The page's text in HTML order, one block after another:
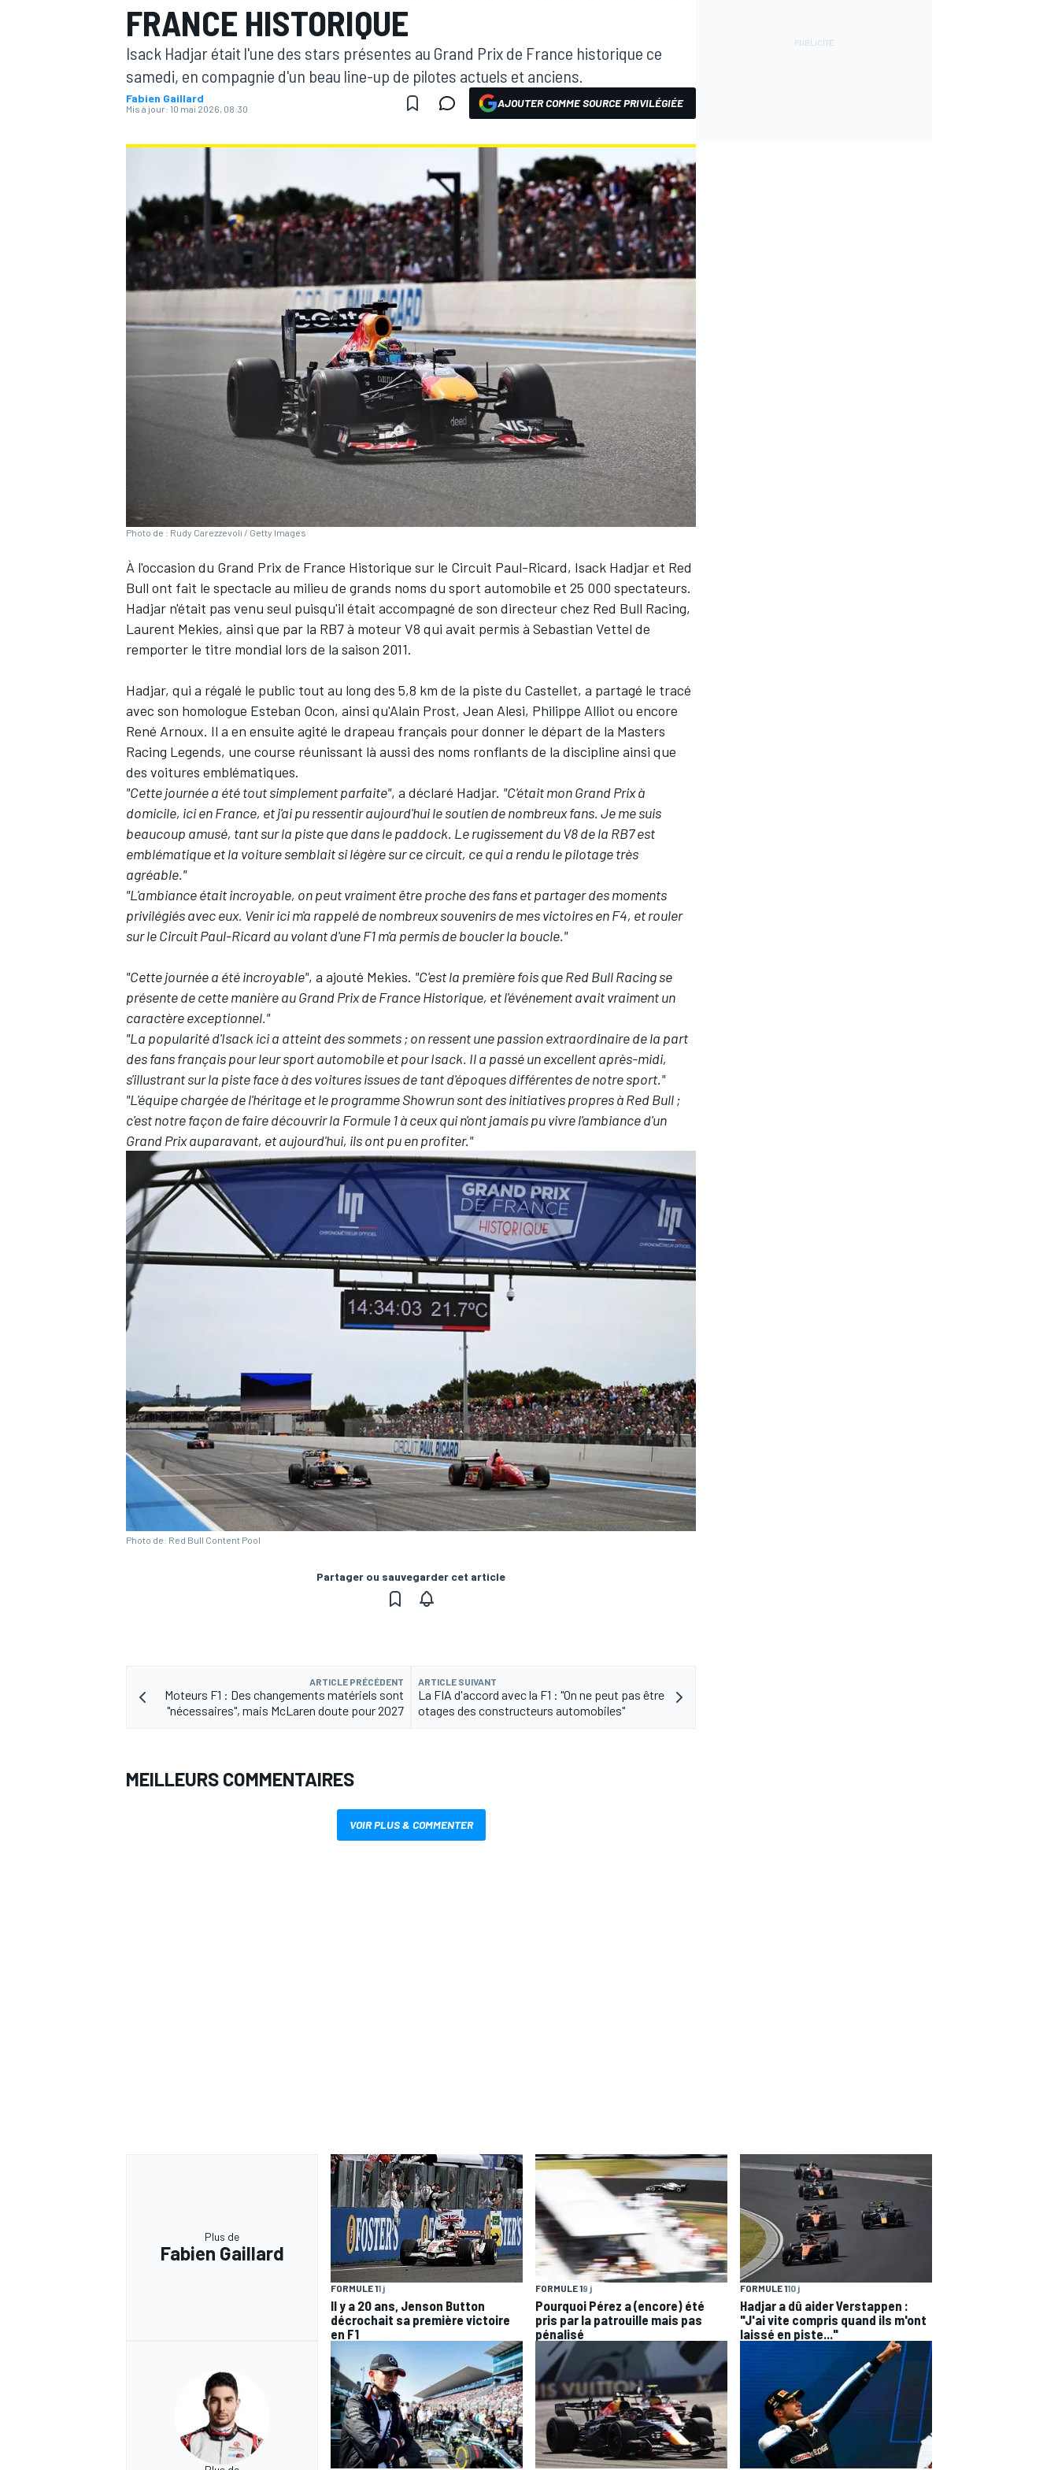
WEC
AUTRES CHAMPIONNATS
FRANCE HISTORIQUE
Isack Hadjar était l'une des stars présentes au Grand Prix de France historique ce
samedi, en compagnie d'un beau line-up de pilotes actuels et anciens.
Fabien Gaillard
Mis à jour: 10 mai 2026, 08:30 AJOUTER COMME SOURCE PRIVILÉGIÉE
Photo de : Rudy Carezzevoli / Getty Images
À l'occasion du Grand Prix de France Historique sur le Circuit Paul-Ricard, Isack Hadjaret Red
Bull ont fait le spectacle au milieu de grands noms du sport automobile et 25 000 spectateurs.
Hadjar n'était pas venu seul puisqu'il était accompagné de son directeur chez Red Bull Racing,
Laurent Mekies, ainsi que par la RB7 à moteur V8 qui avait permis à Sebastian Vettel de
remporter le titre mondial lors de la saison 2011.
Hadjar, qui a régalé le public tout au long des 5,8 km de la piste du Castellet, a partagé le tracé
avec son homologue Esteban Ocon, ainsi qu'Alain Prost, Jean Alesi, Philippe Alliot ou encore
René Arnoux. Il a en ensuite agité le drapeau français pour donner le départ de la Masters
Racing Legends, une course réunissant là aussi des noms ronflants de la discipline ainsi que
des voitures emblématiques.
"Cette journée a été tout simplement parfaite", a déclaré Hadjar. "C'était mon Grand Prix à
domicile, ici en France, et j'ai pu ressentir aujourd'hui le soutien de nombreux fans. Je me suis
beaucoup amusé, tant sur la piste que dans le paddock. Le rugissement du V8 de la RB7 est
emblématique et la voiture semblait si légère sur ce circuit, ce qui a rendu le pilotage très
agréable."
"L'ambiance était incroyable, on peut vraiment être proche des fans et partager des moments
privilégiés avec eux. Venir ici m'a rappelé de nombreux souvenirs de mes victoires en F4, et rouler
sur le Circuit Paul-Ricard au volant d'une F1 m'a permis de boucler la boucle."
"Cette journée a été incroyable", a ajouté Mekies. "C'est la première fois que Red Bull Racing se
présente de cette manière au Grand Prix de France Historique, et l'événement avait vraiment un
caractère exceptionnel."
"La popularité d'Isack ici a atteint des sommets ; on ressent une passion extraordinaire de la part
des fans français pour leur sport automobile et pour Isack. Il a passé un excellent après-midi,
s'illustrant sur la piste face à des voitures issues de tant d'époques différentes de notre sport."
"L'équipe chargée de l'héritage et le programme Showrun sont des initiatives propres à Red Bull ;
c'est notre façon de faire découvrir la Formule 1 à ceux qui n'ont jamais pu vivre l'ambiance d'un
Grand Prix auparavant, et aujourd'hui, ils ont pu en profiter."
Photo de: Red Bull Content Pool
Partager ou sauvegarder cet article
ARTICLE PRÉCÉDENT
Moteurs F1 : Des changements matériels sont
"nécessaires", mais McLaren doute pour 2027
ARTICLE SUIVANT
La FIA d'accord avec la F1 : "On ne peut pas être
otages des constructeurs automobiles"
MEILLEURS COMMENTAIRES
VOIR PLUS & COMMENTER
Plus de
Fabien Gaillard
FORMULE 11 j
Il y a 20 ans, Jenson Button
décrochait sa première victoire
en F1
FORMULE 19 j
Pourquoi Pérez a (encore) été
pris par la patrouille mais pas
pénalisé
FORMULE 110 j
Hadjar a dû aider Verstappen :
"J'ai vite compris quand ils m'ont
laissé en piste..."